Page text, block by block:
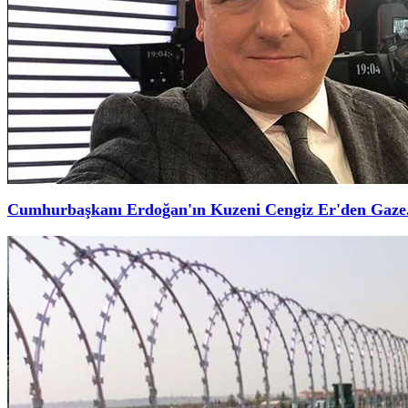
Cumhurbaşkanı Erdoğan'ın Kuzeni Cengiz Er'den